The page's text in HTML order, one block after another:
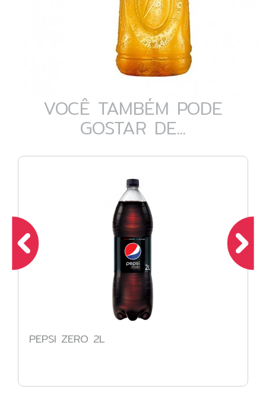
VOCÊ TAMBÉM PODE
GOSTAR DE...
PEPSI ZERO 2L